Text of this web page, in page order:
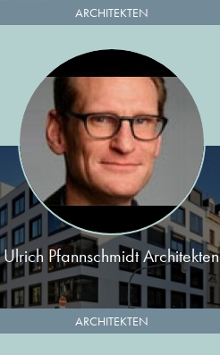
ARCHITEKTEN
Ulrich Pfannschmidt Architekten
ARCHITEKTEN